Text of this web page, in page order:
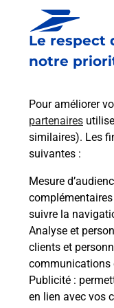
Le respect
notre
Pour améliorer
partenaires
similaires). Les
suivantes :
Mesure
suivre la
Analyse et
clients et
communications
Publicité :
en lien avec vos
Collecte du
25 Rue Principale
27110 Ecauville
Itinéraire
Le lien s'ouvre dans un